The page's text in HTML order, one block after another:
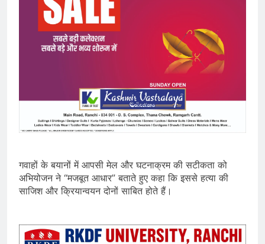
गवाहों के बयानों में आपसी मेल और घटनाक्रम की सटीकता को
अभियोजन ने “मजबूत आधार” बताते हुए कहा कि इससे हत्या की
साजिश और क्रियान्वयन दोनों साबित होते हैं।